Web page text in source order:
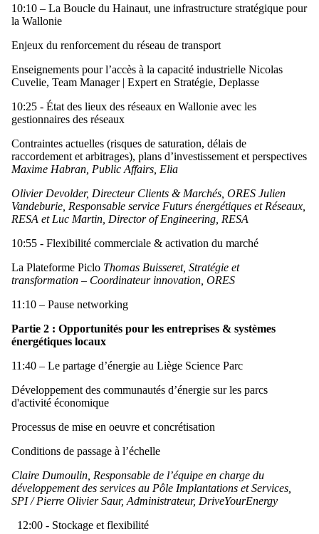
10:10 – La Boucle du Hainaut, une infrastructure stratégique pour
la Wallonie
Enjeux du renforcement du réseau de transport
Enseignements pour l’accès à la capacité industrielle Nicolas
Cuvelie, Team Manager | Expert en Stratégie, Deplasse
10:25 - État des lieux des réseaux en Wallonie avec les
gestionnaires des réseaux
Contraintes actuelles (risques de saturation, délais de
raccordement et arbitrages), plans d’investissement et perspectives
Maxime Habran, Public Affairs, Elia
Olivier Devolder, Directeur Clients & Marchés, ORES Julien
Vandeburie, Responsable service Futurs énergétiques et Réseaux,
RESA et Luc Martin, Director of Engineering, RESA
10:55 - Flexibilité commerciale & activation du marché
La Plateforme Piclo Thomas Buisseret, Stratégie et
transformation – Coordinateur innovation, ORES
11:10 – Pause networking
Partie 2 : Opportunités pour les entreprises & systèmes
énergétiques locaux
11:40 – Le partage d’énergie au Liège Science Parc
Développement des communautés d’énergie sur les parcs
d'activité économique
Processus de mise en oeuvre et concrétisation
Conditions de passage à l’échelle
Claire Dumoulin, Responsable de l’équipe en charge du
développement des services au Pôle Implantations et Services,
SPI / Pierre Olivier Saur, Administrateur, DriveYourEnergy
12:00 - Stockage et flexibilité